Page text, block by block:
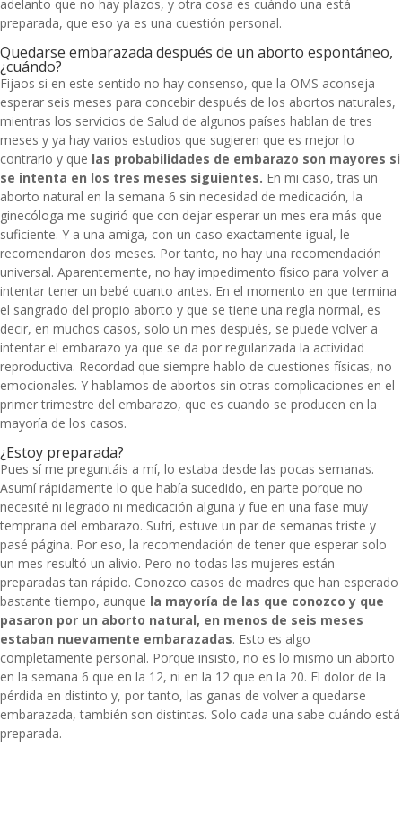
adelanto que no hay plazos, y otra cosa es cuándo una está
preparada, que eso ya es una cuestión personal.
Quedarse embarazada después de un aborto espontáneo,
¿cuándo?
Fijaos si en este sentido no hay consenso, que la OMS aconseja
esperar seis meses para concebir después de los abortos naturales,
mientras los servicios de Salud de algunos países hablan de tres
meses y ya hay varios estudios que sugieren que es mejor lo
contrario y que las probabilidades de embarazo son mayores si
se intenta en los tres meses siguientes. En mi caso, tras un
aborto natural en la semana 6 sin necesidad de medicación, la
ginecóloga me sugirió que con dejar esperar un mes era más que
suficiente. Y a una amiga, con un caso exactamente igual, le
recomendaron dos meses. Por tanto, no hay una recomendación
universal. Aparentemente, no hay impedimento físico para volver a
intentar tener un bebé cuanto antes. En el momento en que termina
el sangrado del propio aborto y que se tiene una regla normal, es
decir, en muchos casos, solo un mes después, se puede volver a
intentar el embarazo ya que se da por regularizada la actividad
reproductiva. Recordad que siempre hablo de cuestiones físicas, no
emocionales. Y hablamos de abortos sin otras complicaciones en el
primer trimestre del embarazo, que es cuando se producen en la
mayoría de los casos.
¿Estoy preparada?
Pues sí me preguntáis a mí, lo estaba desde las pocas semanas.
Asumí rápidamente lo que había sucedido, en parte porque no
necesité ni legrado ni medicación alguna y fue en una fase muy
temprana del embarazo. Sufrí, estuve un par de semanas triste y
pasé página. Por eso, la recomendación de tener que esperar solo
un mes resultó un alivio. Pero no todas las mujeres están
preparadas tan rápido. Conozco casos de madres que han esperado
bastante tiempo, aunque la mayoría de las que conozco y que
pasaron por un aborto natural, en menos de seis meses
estaban nuevamente embarazadas. Esto es algo
completamente personal. Porque insisto, no es lo mismo un aborto
en la semana 6 que en la 12, ni en la 12 que en la 20. El dolor de la
pérdida en distinto y, por tanto, las ganas de volver a quedarse
embarazada, también son distintas. Solo cada una sabe cuándo está
preparada.